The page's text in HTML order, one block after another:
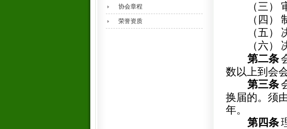
协会章程
荣誉资质
（三）
（四）
（五）
（六）
第二条
数以上到会
第三条
换届的。须
年。
第四条